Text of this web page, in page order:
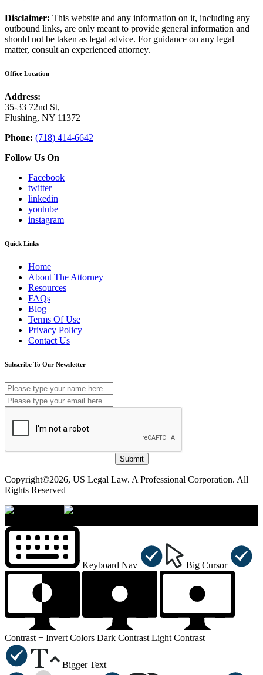
Disclaimer: This website and any information on it, including any
outbound links, are only meant to provide general information and
should not be taken as legal advice. For guidance on any legal
matter, consult an experienced attorney.
Office Location
Address:
35-33 72nd St,
Flushing, NY 11372
Phone: (718) 414-6642
Follow Us On
Facebook
twitter
linkedin
youtube
instagram
Quick Links
Home
About The Attorney
Resources
FAQs
Blog
Terms Of Use
Privacy Policy
Contact Us
Subscribe To Our Newsletter
Submit
Copyright©2026, US Legal Law. A Professional Corporation. All
Rights Reserved
Keyboard Nav Big Cursor
Contrast + Invert Colors Dark Contrast Light Contrast
Bigger Text